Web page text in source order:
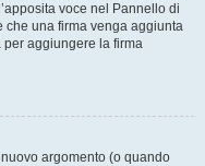
voce nel Pannello di
che una firma venga aggiunta
aggiungere la firma
argomento (o quando